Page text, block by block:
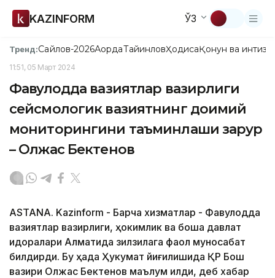
KAZINFORM ЎЗ
Тренд:Сайлов-2026АқордаТайинловҲодисаҚонун ва
11:51, 05 Март 2024
Фавқулодда вазиятлар вазирлиги
сейсмологик вазиятнинг доимий
мониторингини таъминлаши зарур
– Олжас Бектенов
ASTANA. Kazinform - Барча хизматлар - Фавқулодда
вазиятлар вазирлиги, ҳокимлик ва бошқа давлат
идоралари Алматида зилзилага фаол муносабат
билдирди. Бу ҳақда Ҳукумат йиғилишида ҚР Бош
вазири Олжас Бектенов маълум қилди, деб хабар